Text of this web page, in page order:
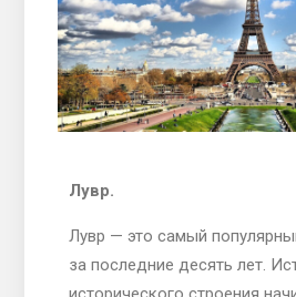
Лувр.
Лувр — это самый
за последние десять лет.